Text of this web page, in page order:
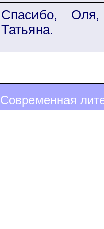
Спасибо,
Татьяна.
Современная